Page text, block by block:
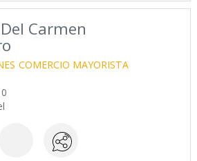
Carmen
COMERCIO MAYORISTA